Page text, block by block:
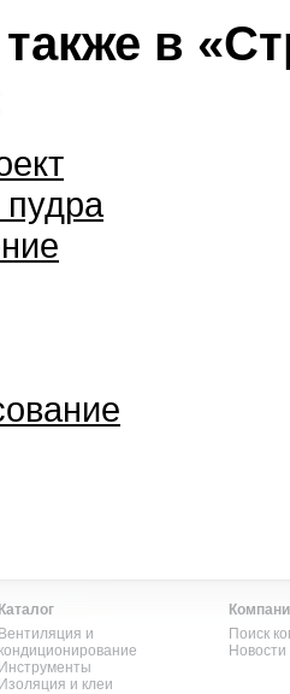
в
Каталог
Вентиляция и
кондиционирование
Инструменты
Изоляция и клеи
Поиск